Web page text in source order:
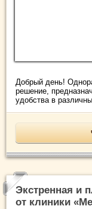
Добрый день!
решение,
удобства в
Экстренная и
от клиники